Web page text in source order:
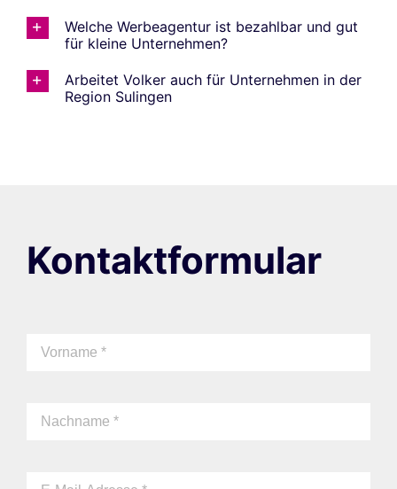
Welche Werbeagentur ist bezahlbar und gut
für kleine Unternehmen?
Arbeitet Volker auch für Unternehmen in der
Region Sulingen
Kontaktformular